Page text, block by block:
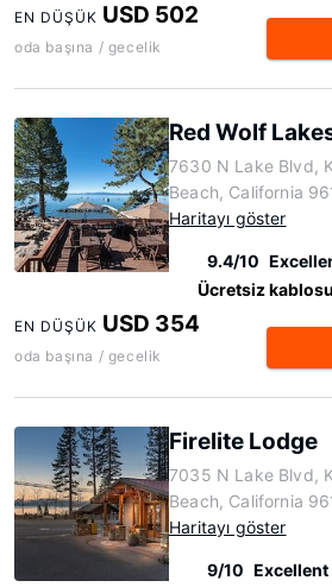
EN DÜŞÜK USD 502
oda başına / gecelik
Red Wolf
7630 N Lake Blvd,
Beach, California
Haritayı göster
9.4/10
Ücretsiz
EN DÜŞÜK USD 354
oda başına / gecelik
Firelite Lodge
7035 N Lake Blvd,
Beach, California
Haritayı göster
9/10 Excellent